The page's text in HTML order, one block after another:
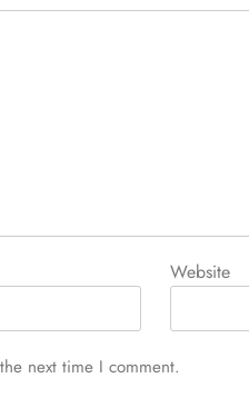
Website
next time I comment.